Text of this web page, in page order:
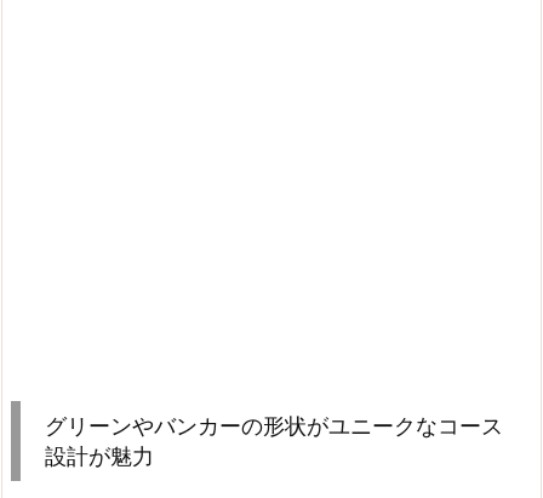
グリーンやバンカーの形状がユニークなコース
設計が魅力